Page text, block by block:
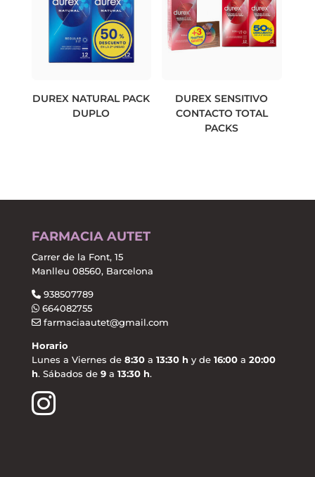
DUREX NATURAL PACK
DUPLO
DUREX SENSITIVO
CONTACTO TOTAL
PACKS
FARMACIA AUTET
Carrer de la Font, 15
Manlleu 08560, Barcelona
938507789
664082755
farmaciaautet@gmail.com
Horario
Lunes a Viernes de8:30a 13:30 h y de 16:00a 20:00
h. Sábados de 9a 13:30 h.